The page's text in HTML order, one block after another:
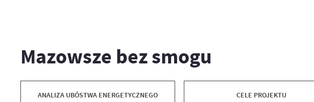
Mazowsze bez smogu
ANALIZA UBÓSTWA ENERGETYCZNEGO CELE PROJEKTU